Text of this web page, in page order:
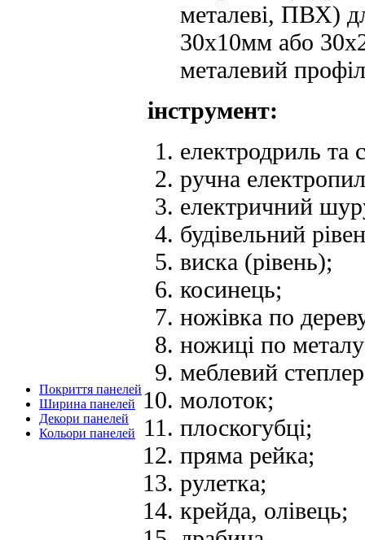
Покриття панелей
Ширина панелей
Декори панелей
Кольори панелей
металеві, ПВХ)
30х10мм або
металевий
інструмент:
електродриль та
ручна
електричний
будівельний
виска (рівень);
косинець;
ножівка по
ножиці по
меблевий
молоток;
плоскогубці;
пряма рейка;
рулетка;
крейда, олівець;